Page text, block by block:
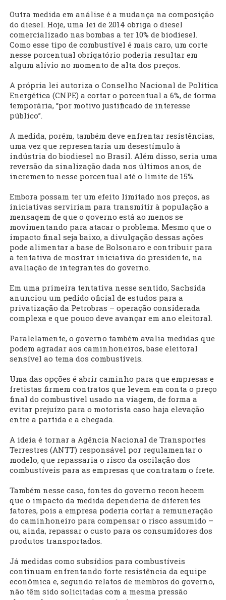
Outra medida em análise é a mudança na composição
do diesel. Hoje, uma lei de 2014 obriga o diesel
comercializado nas bombas a ter 10% de biodiesel.
Como esse tipo de combustível é mais caro, um corte
nesse porcentual obrigatório poderia resultar em
algum alívio no momento de alta dos preços.
A própria lei autoriza o Conselho Nacional de Política
Energética (CNPE) a cortar o porcentual a 6%, de forma
temporária, “por motivo justificado de interesse
público”.
A medida, porém, também deve enfrentar resistências,
uma vez que representaria um desestímulo à
indústria do biodiesel no Brasil. Além disso, seria uma
reversão da sinalização dada nos últimos anos, de
incremento nesse porcentual até o limite de 15%.
Embora possam ter um efeito limitado nos preços, as
iniciativas serviriam para transmitir à população a
mensagem de que o governo está ao menos se
movimentando para atacar o problema. Mesmo que o
impacto final seja baixo, a divulgação dessas ações
pode alimentar a base de Bolsonaro e contribuir para
a tentativa de mostrar iniciativa do presidente, na
avaliação de integrantes do governo.
Em uma primeira tentativa nesse sentido, Sachsida
anunciou um pedido oficial de estudos para a
privatização da Petrobras – operação considerada
complexa e que pouco deve avançar em ano eleitoral.
Paralelamente, o governo também avalia medidas que
podem agradar aos caminhoneiros, base eleitoral
sensível ao tema dos combustíveis.
Uma das opções é abrir caminho para que empresas e
fretistas firmem contratos que levem em conta o preço
final do combustível usado na viagem, de forma a
evitar prejuízo para o motorista caso haja elevação
entre a partida e a chegada.
A ideia é tornar a Agência Nacional de Transportes
Terrestres (ANTT) responsável por regulamentar o
modelo, que repassaria o risco da oscilação dos
combustíveis para as empresas que contratam o frete.
Também nesse caso, fontes do governo reconhecem
que o impacto da medida dependeria de diferentes
fatores, pois a empresa poderia cortar a remuneração
do caminhoneiro para compensar o risco assumido –
ou, ainda, repassar o custo para os consumidores dos
produtos transportados.
Já medidas como subsídios para combustíveis
continuam enfrentando forte resistência da equipe
econômica e, segundo relatos de membros do governo,
não têm sido solicitadas com a mesma pressão